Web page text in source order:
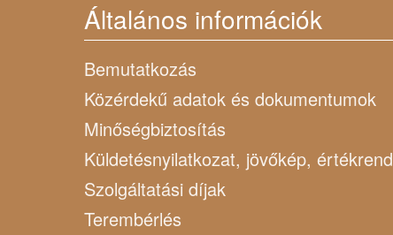
Általános információk
Bemutatkozás
Közérdekű adatok és dokumentumok
Minőségbiztosítás
Küldetésnyilatkozat, jövőkép, értékrend
Szolgáltatási díjak
Terembérlés